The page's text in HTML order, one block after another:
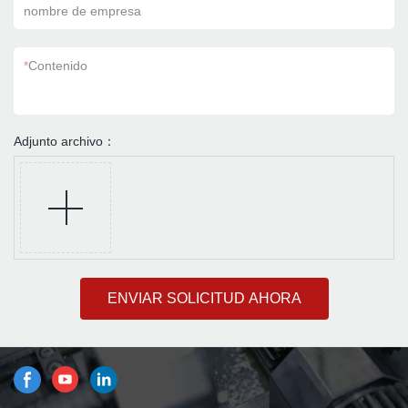
nombre de empresa
*Contenido
Adjunto archivo：
ENVIAR SOLICITUD AHORA